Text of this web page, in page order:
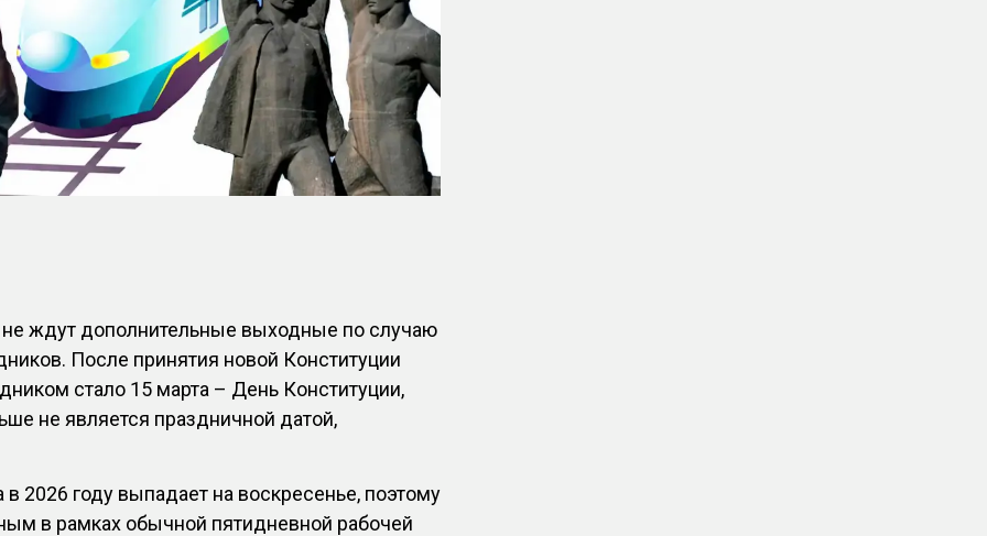
не ждут дополнительные выходные по случаю
После принятия новой Конституции
стало 15 марта – День Конституции,
не является праздничной датой,
в 2026 году выпадает на воскресенье, поэтому
в рамках обычной пятидневной рабочей